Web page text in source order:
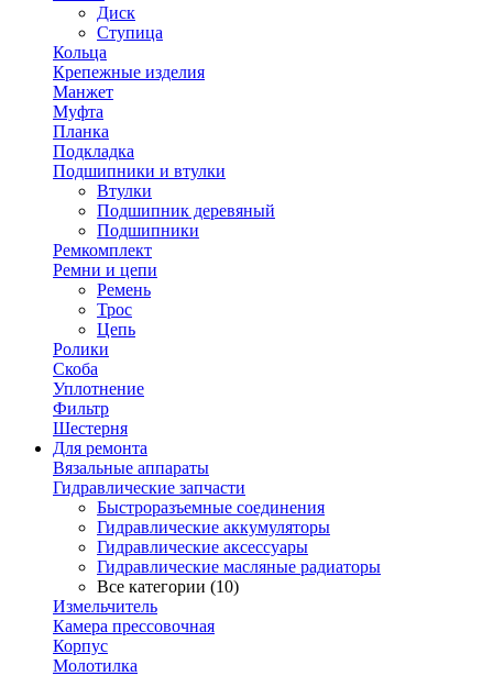
Диск
Ступица
Кольца
Крепежные изделия
Манжет
Муфта
Планка
Подкладка
Подшипники и втулки
Втулки
Подшипник деревяный
Подшипники
Ремкомплект
Ремни и цепи
Ремень
Трос
Цепь
Ролики
Скоба
Уплотнение
Фильтр
Шестерня
Для ремонта
Вязальные аппараты
Гидравлические запчасти
Быстроразъемные соединения
Гидравлические аккумуляторы
Гидравлические аксессуары
Гидравлические масляные радиаторы
Все категории (10)
Измельчитель
Камера прессовочная
Корпус
Молотилка